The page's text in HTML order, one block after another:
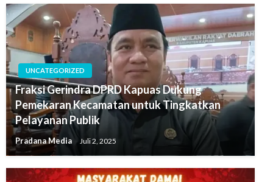
UNCATEGORIZED
Fraksi Gerindra DPRD Kapuas Dukung
Pemekaran Kecamatan untuk Tingkatkan
Pelayanan Publik
Pradana Media Juli 2, 2025